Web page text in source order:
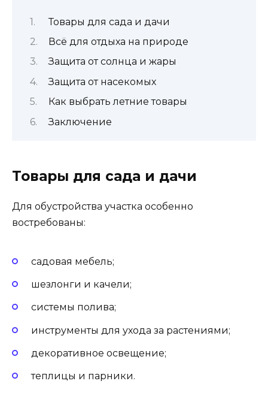
Товары для сада и дачи
Всё для отдыха на природе
Защита от солнца и жары
Защита от насекомых
Как выбрать летние товары
Заключение
Товары для сада и дачи
Для обустройства участка особенно
востребованы:
садовая мебель;
шезлонги и качели;
системы полива;
инструменты для ухода за растениями;
декоративное освещение;
теплицы и парники.